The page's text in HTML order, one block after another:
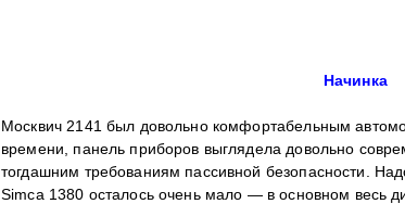
Начинка
Москвич 2141 был довольно комфортабельным
времени, панель приборов выглядела довольно
тогдашним требованиям пассивной безопасности.
Simca 1380 осталось очень мало — в основном весь